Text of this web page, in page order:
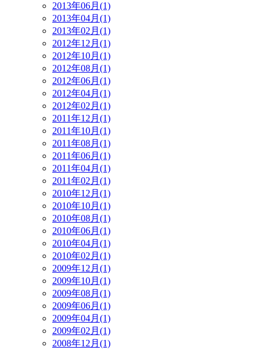
2013年06月(1)
2013年04月(1)
2013年02月(1)
2012年12月(1)
2012年10月(1)
2012年08月(1)
2012年06月(1)
2012年04月(1)
2012年02月(1)
2011年12月(1)
2011年10月(1)
2011年08月(1)
2011年06月(1)
2011年04月(1)
2011年02月(1)
2010年12月(1)
2010年10月(1)
2010年08月(1)
2010年06月(1)
2010年04月(1)
2010年02月(1)
2009年12月(1)
2009年10月(1)
2009年08月(1)
2009年06月(1)
2009年04月(1)
2009年02月(1)
2008年12月(1)